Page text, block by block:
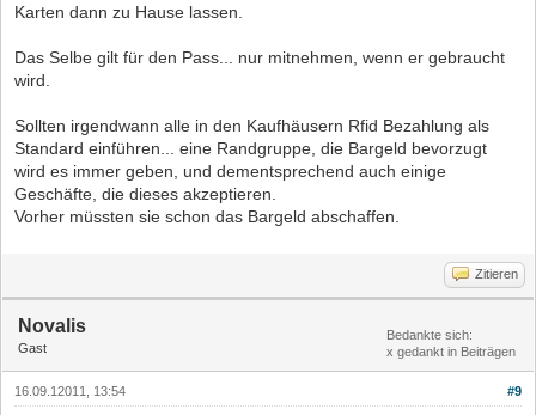
Karten dann zu Hause lassen.
Das Selbe gilt für den Pass... nur mitnehmen, wenn er gebraucht
wird.
Sollten irgendwann alle in den Kaufhäusern Rfid Bezahlung als
Standard einführen... eine Randgruppe, die Bargeld bevorzugt
wird es immer geben, und dementsprechend auch einige
Geschäfte, die dieses akzeptieren.
Vorher müssten sie schon das Bargeld abschaffen.
Zitieren
Novalis
Gast
Bedankte sich:
x gedankt in Beiträgen
#9
16.09.12011, 13:54